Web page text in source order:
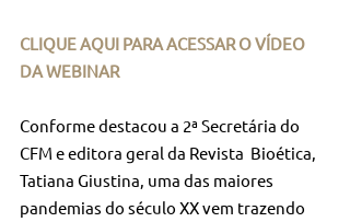
CLIQUE AQUI PARA ACESSAR O VÍDEO
DA WEBINAR
Conforme destacou a 2ª Secretária do
CFM e editora geral da Revista  Bioética,
Tatiana Giustina, uma das maiores
pandemias do século XX vem trazendo